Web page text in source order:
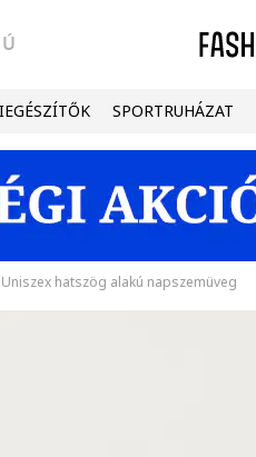
SPORTRUHÁZAT
Uniszex hatszög alakú napszemüveg